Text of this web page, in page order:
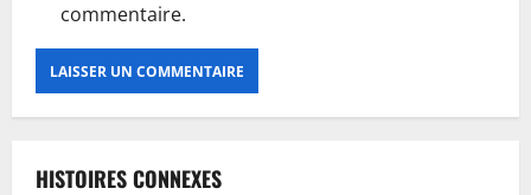
commentaire.
HISTOIRES CONNEXES